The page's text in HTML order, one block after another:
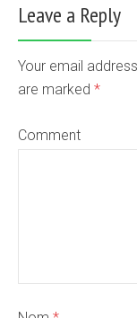
Leave a Reply
Your email
are marked *
Comment